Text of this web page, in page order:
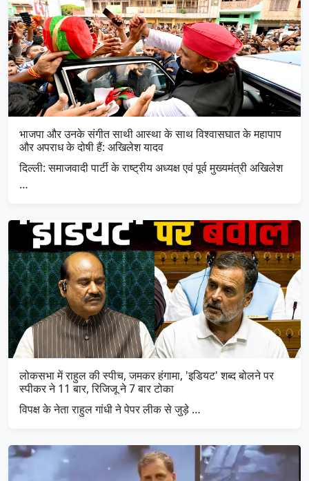
भाजपा और उनके संगीत साथी आस्था के साथ विश्वासघात के महापाप
और अपराध के दोषी हैं: अखिलेश यादव
दिल्ली: समाजवादी पार्टी के राष्ट्रीय अध्यक्ष एवं पूर्व मुख्यमंत्री अखिलेश
…
लोकसभा में राहुल की स्पीच, जमकर हंगामा, 'इडियट' शब्द बोलने पर
स्पीकर ने 11 बार, रिजिजू ने 7 बार टोका
विपक्ष के नेता राहुल गांधी ने पेपर लीक से जुड़े …